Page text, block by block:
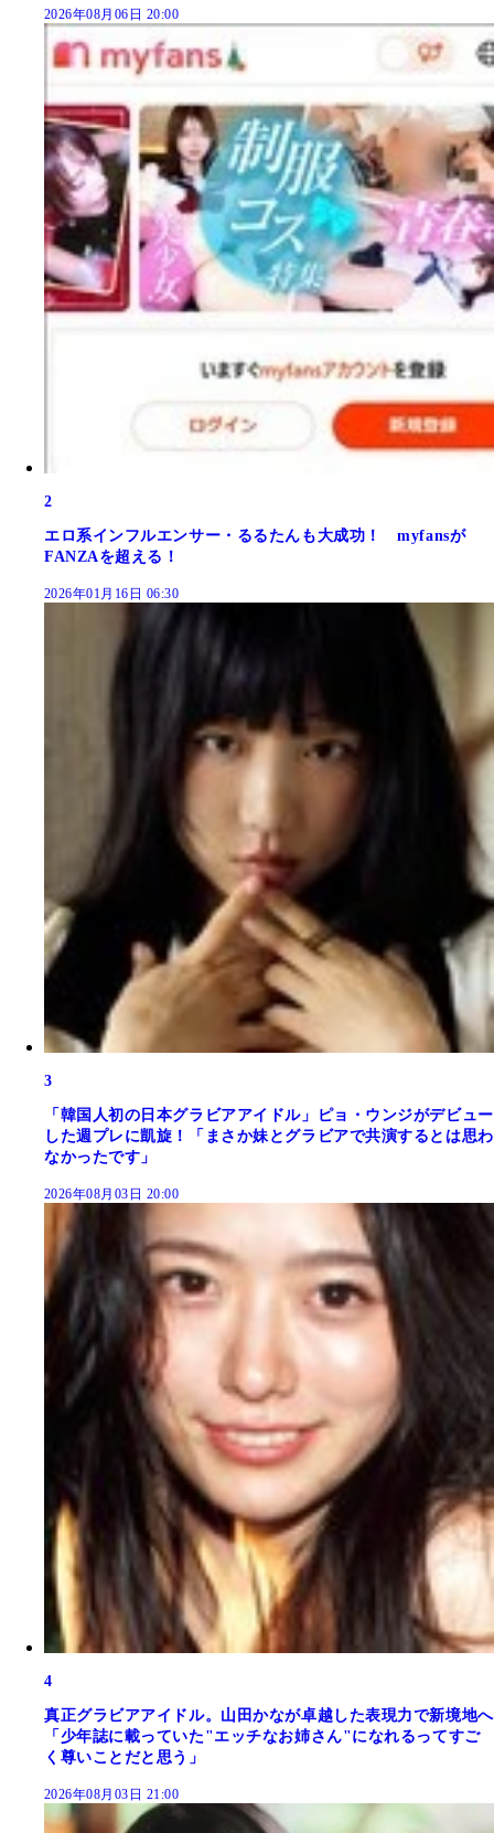
2026年08月06日 20:00
2
エロ系インフルエンサー・るるたんも大成功！ myfansが
FANZAを超える！
2026年01月16日 06:30
3
「韓国人初の日本グラビアアイドル」ピョ・ウンジがデビュー
した週プレに凱旋！「まさか妹とグラビアで共演するとは思わ
なかったです」
2026年08月03日 20:00
4
真正グラビアアイドル。山田かなが卓越した表現力で新境地へ
「少年誌に載っていた"エッチなお姉さん"になれるってすご
く尊いことだと思う」
2026年08月03日 21:00